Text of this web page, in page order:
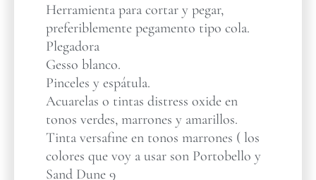
Herramienta para cortar y pegar,
preferiblemente pegamento tipo cola.
Plegadora
Gesso blanco.
Pinceles y espátula.
Acuarelas o tintas distress oxide en
tonos verdes, marrones y amarillos.
Tinta versafine en tonos marrones ( los
colores que voy a usar son Portobello y
Sand Dune 9